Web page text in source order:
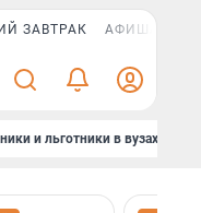
ЗАВТРАК АФИША PLUS
и льготники в вузах СПб